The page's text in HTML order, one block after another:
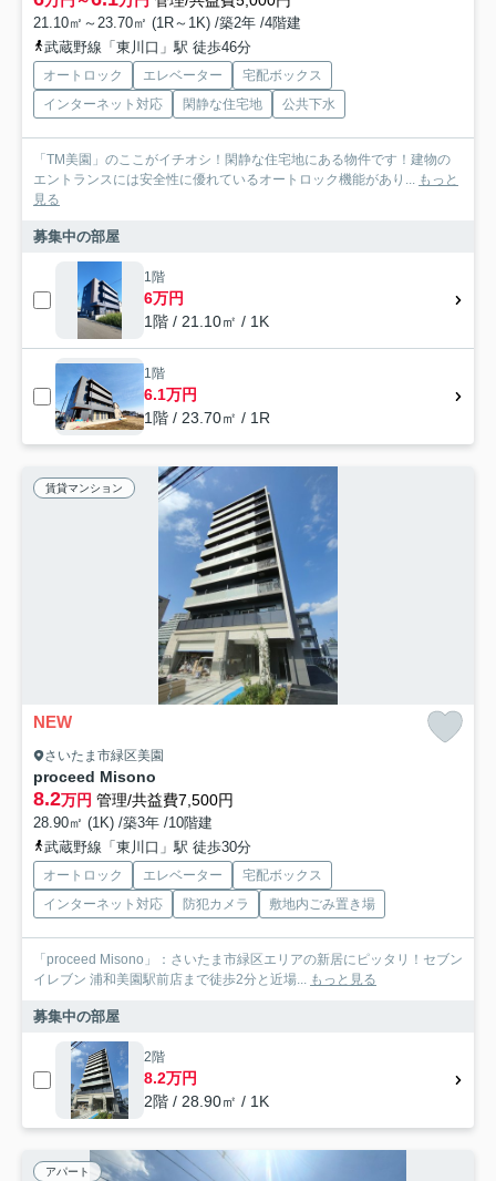
21.10㎡～23.70㎡ (1R～1K) /築2年 /4階建
武蔵野線「東川口」駅 徒歩46分
オートロック エレベーター
宅配ボックス
インターネット対応
閑静な住宅地 公共下水
「TM美園」のここがイチオシ！閑静な住宅地にある物件です！建物の
エントランスには安全性に優れているオートロック機能があり... もっと
見る
募集中の部屋
1階
6万円
1階 / 21.10㎡ / 1K
1階
6.1万円
1階 / 23.70㎡ / 1R
賃貸マンション
NEW
さいたま市緑区美園
proceed Misono
8.2万円 管理/共益費7,500円
28.90㎡ (1K) /築3年 /10階建
武蔵野線「東川口」駅 徒歩30分
オートロック エレベーター
宅配ボックス
インターネット対応
防犯カメラ 敷地内ごみ置き場
「proceed Misono」：さいたま市緑区エリアの新居にピッタリ！セブン
イレブン 浦和美園駅前店まで徒歩2分と近場... もっと見る
募集中の部屋
2階
8.2万円
2階 / 28.90㎡ / 1K
アパート